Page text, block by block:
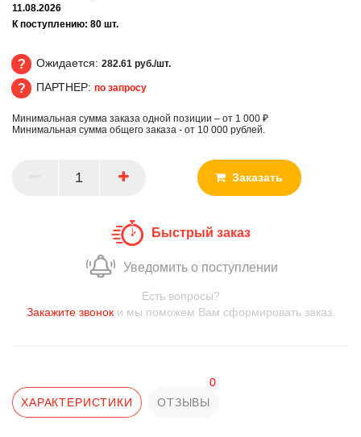
11.08.2026
К поступлению: 80 шт.
Ожидается
Ожидается: 282.61 руб./шт.
ПАРТНЕР
ПАРТНЕР: по запросу
Минимальная сумма заказа одной позиции – от 1 000 ₽
Минимальная сумма общего заказа - от 10 000 рублей.
Заказать
Быстрый заказ
Уведомить о поступлении
Есть вопросы?
Закажите звоноки мы поможем Вам сформировать заказ.
ХАРАКТЕРИСТИКИ ОТЗЫВЫ
0